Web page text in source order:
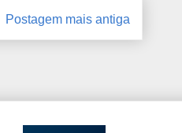
Postagem mais antiga